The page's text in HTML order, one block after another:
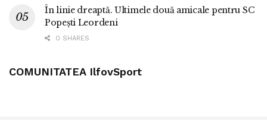
În linie dreaptă. Ultimele două amicale pentru SC
Popești Leordeni
0 SHARES
COMUNITATEA IlfovSport